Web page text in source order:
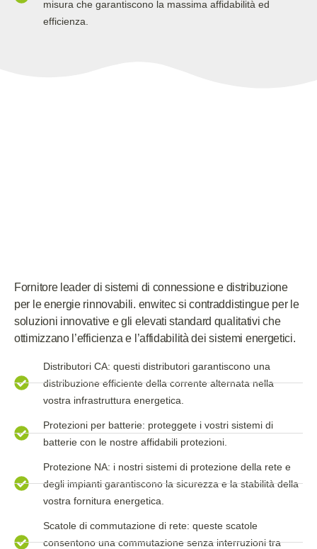
misura che garantiscono la massima affidabilità ed
efficienza.
Fornitore leader di sistemi di connessione e distribuzione
per le energie rinnovabili. enwitec si contraddistingue per le
soluzioni innovative e gli elevati standard qualitativi che
ottimizzano l’efficienza e l’affidabilità dei sistemi energetici.
Distributori CA: questi distributori garantiscono una
distribuzione efficiente della corrente alternata nella
vostra infrastruttura energetica.
Protezioni per batterie: proteggete i vostri sistemi di
batterie con le nostre affidabili protezioni.
Protezione NA: i nostri sistemi di protezione della rete e
degli impianti garantiscono la sicurezza e la stabilità della
vostra fornitura energetica.
Scatole di commutazione di rete: queste scatole
consentono una commutazione senza interruzioni tra